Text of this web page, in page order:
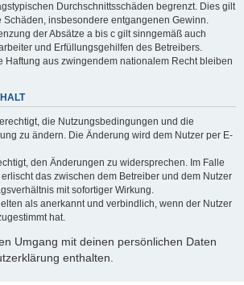
Durchschnittsschäden begrenzt. Dies gilt
Schäden, insbesondere entgangenen Gewinn.
der Absätze a bis c gilt sinngemäß auch
und Erfüllungsgehilfen des Betreibers.
Haftung aus zwingendem nationalem Recht bleiben
die Nutzungsbedingungen und die
zu ändern. Die Änderung wird dem Nutzer per E-
den Änderungen zu widersprechen. Im Falle
das zwischen dem Betreiber und dem Nutzer
mit sofortiger Wirkung.
als anerkannt und verbindlich, wenn der Nutzer
hat.
Umgang mit deinen persönlichen Daten
enthalten.